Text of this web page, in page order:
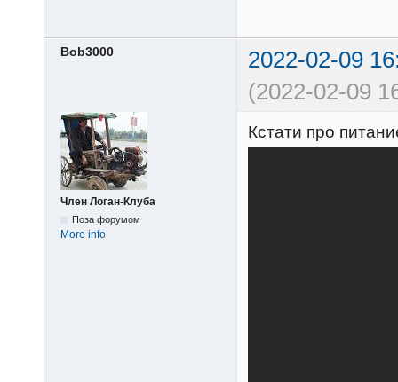
Bob3000
2022-02-09
(2022-02-09
Член Логан-Клуба
Поза форумом
More info
Кстати про